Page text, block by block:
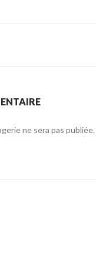
l’article
ne sera pas publiée.